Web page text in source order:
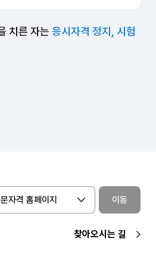
치른 자는 응시자격 정지, 시험
자격 홈페이지 이동
찾아오시는 길